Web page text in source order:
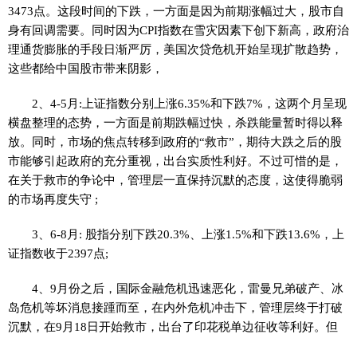
3473点。这段时间的下跌，一方面是因为前期涨幅过大，股市自
身有回调需要。同时因为CPI指数在雪灾因素下创下新高，政府治
理通货膨胀的手段日渐严厉，美国次贷危机开始呈现扩散趋势，
这些都给中国股市带来阴影，
2、4-5月:上证指数分别上涨6.35%和下跌7%，这两个月呈现
横盘整理的态势，一方面是前期跌幅过快，杀跌能量暂时得以释
放。同时，市场的焦点转移到政府的“救市”，期待大跌之后的股
市能够引起政府的充分重视，出台实质性利好。不过可惜的是，
在关于救市的争论中，管理层一直保持沉默的态度，这使得脆弱
的市场再度失守 ;
3、6-8月: 股指分别下跌20.3%、上涨1.5%和下跌13.6%，上
证指数收于2397点;
4、9月份之后，国际金融危机迅速恶化，雷曼兄弟破产、冰
岛危机等坏消息接踵而至，在内外危机冲击下，管理层终于打破
沉默，在9月18日开始救市，出台了印花税单边征收等利好。但